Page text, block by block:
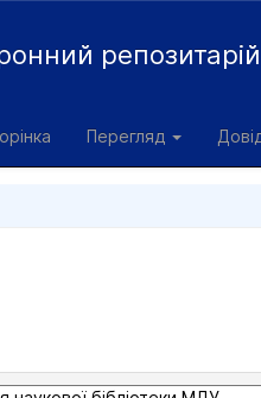
репозитарій
Перегляд